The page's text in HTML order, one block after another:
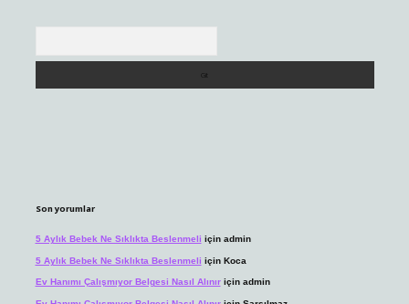
Son yorumlar
5 Aylık Bebek Ne Sıklıkta Beslenmeli için admin
5 Aylık Bebek Ne Sıklıkta Beslenmeli için Koca
Ev Hanımı Çalışmıyor Belgesi Nasıl Alınıriçin admin